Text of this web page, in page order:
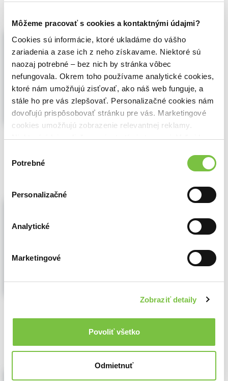
Môžeme pracovať s cookies a kontaktnými údajmi?
Cookies sú informácie, ktoré ukladáme do vášho
zariadenia a zase ich z neho získavame. Niektoré sú
naozaj potrebné – bez nich by stránka vôbec
nefungovala. Okrem toho používame analytické cookies,
ktoré nám umožňujú zisťovať, ako náš web funguje, a
stále ho pre vás zlepšovať. Personalizačné cookies nám
dovoľujú prispôsobovať stránku pre vás. Marketingové
cookies umožňujú zobrazenie relevantnej reklamy.
Niektoré údaje zdieľame aj s tretími stranami. Veľmi by
cookies.
súhlasu
Potrebné
Personalizačné
Analytické
Marketingové
Zobraziť detaily
Povoliť všetko
Odmietnuť
Rozvíjajúce hrové činnosti pre deti v
kolektíve
Eva Sobinkovičová,Vnímavé deti(2021)
Nová publikácia plná hrových a
činnostných námetov na komplexnú
stimuláciu a rozvoj detskej osobnosti.
Námety sú vhodné pre 2- a 3-ročné deti
navštevujúce jasle, detské centrá a
materské školy, pre deti...Zobraziť viac
🍌 Odosielame o 4 dni.
skrýva tajomstvá, ktoré odhalíš len
štetcom a vodou. Stačí ich pretrieť a hneď
vyschnú a farby zmiznú, mokrým štetcom
Do košíka